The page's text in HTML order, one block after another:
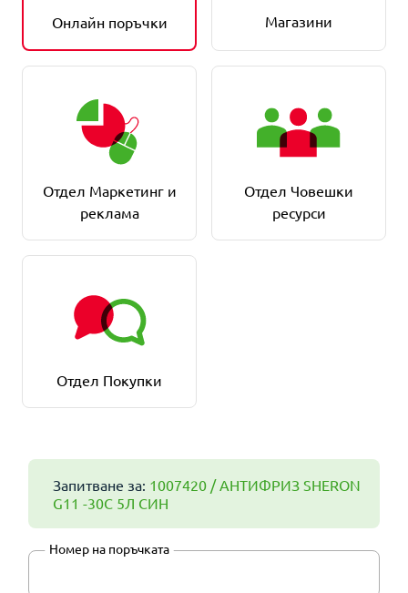
Онлайн поръчки Магазини
Отдел Маркетинг и
реклама
Отдел Човешки
ресурси
Отдел Покупки
Запитване за: 1007420 / АНТИФРИЗ SHERON
G11 -30С 5Л СИН
Номер на поръчката